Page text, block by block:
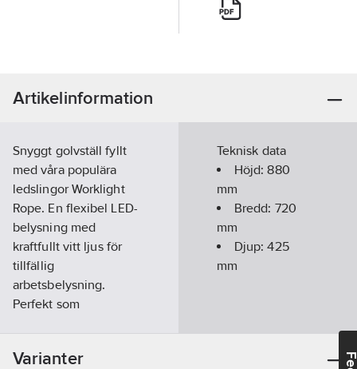
Artikelinformation
Snyggt golvställ fyllt
med våra populära
ledslingor Worklight
Rope. En flexibel LED-
belysning med
kraftfullt vitt ljus för
tillfällig
arbetsbelysning.
Perfekt som
ställningar, korridorer
Teknisk data
Höjd:880
mm
Bredd: 720
mm
Djup:425
mm
Varianter